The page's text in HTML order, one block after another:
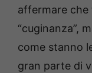
affermare che
“cuginanza”,
come stanno
gran parte di